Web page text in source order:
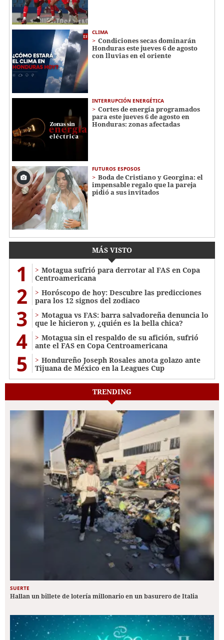
CLIMA
Condiciones secas dominarán
Honduras este jueves 6 de agosto
con lluvias en el oriente
INTERRUPCIÓN ENERGÉTICA
Cortes de energía programados
para este jueves 6 de agosto en
Honduras: zonas afectadas
FUTUROS ESPOSOS
Boda de Cristiano y Georgina: el
impensable regalo que la pareja
pidió a sus invitados
MÁS VISTO
1
Motagua sufrió para derrotar al FAS en Copa
Centroamericana
2
Horóscopo de hoy: Descubre las predicciones
para los 12 signos del zodiaco
3
Motagua vs FAS: barra salvadoreña denuncia lo
que le hicieron y, ¿quién es la bella chica?
4
Motagua sin el respaldo de su afición, sufrió
ante el FAS en Copa Centroamericana
5
Hondureño Joseph Rosales anota golazo ante
Tijuana de México en la Leagues Cup
TRENDING
SUERTE
Hallan un billete de lotería millonario en un basurero de Italia